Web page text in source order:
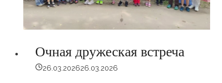
Очная дружеская встреча
26.03.202626.03.2026